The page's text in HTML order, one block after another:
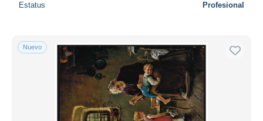
Estatus Profesional
Nuevo